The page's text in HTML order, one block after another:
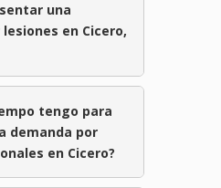
una
en Cicero,
tengo para
demanda por
en Cicero?